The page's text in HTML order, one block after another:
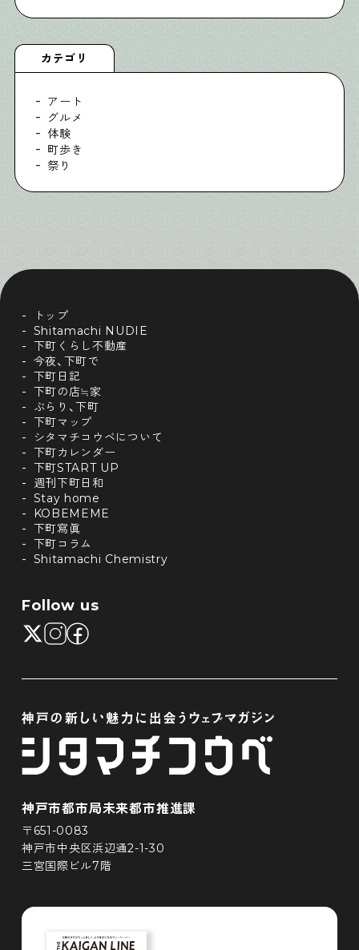
シタマチコウベについて
下町マップ
下町カレンダー
下町START UP
週刊下町日和
下町寫眞
カテゴリ
アート
グルメ
体験
町歩き
祭り
トップ
Shitamachi NUDIE
下町くらし不動産
今夜、下町で
下町日記
下町の店≒家
ぶらり、下町
下町マップ
シタマチコウベについて
下町カレンダー
下町START UP
週刊下町日和
Stay home
KOBEMEME
下町寫眞
下町コラム
Shitamachi Chemistry
Follow us
神戸市都市局未来都市推進課
〒651-0083
神戸市中央区浜辺通2-1-30
三宮国際ビル7階